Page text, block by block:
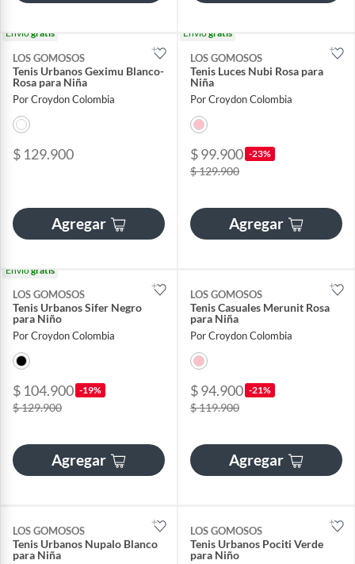
Envíogratis
LOS GOMOSOS
Tenis Urbanos Geximu Blanco-
Rosa para Niña
Por Croydon Colombia
$ 129.900
Agregar
Envíogratis
LOS GOMOSOS
Tenis Luces Nubi Rosa para
Niña
Por Croydon Colombia
$ 99.900 -23%
$ 129.900
Agregar
Envíogratis
LOS GOMOSOS
Tenis Urbanos Sifer Negro
para Niño
Por Croydon Colombia
$ 104.900 -19%
$ 129.900
Agregar
LOS GOMOSOS
Tenis Casuales Merunit Rosa
para Niña
Por Croydon Colombia
$ 94.900 -21%
$ 119.900
Agregar
LOS GOMOSOS
Tenis Urbanos Nupalo Blanco
para Niña
LOS GOMOSOS
Tenis Urbanos Pociti Verde
para Niño